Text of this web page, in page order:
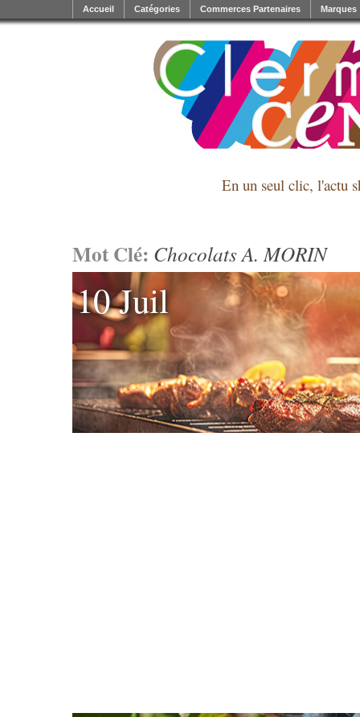
En un seul clic, l'actu
Accueil Catégories Commerces Partenaires Marques
Mot Clé: Chocolats A. MORIN
10 Juil